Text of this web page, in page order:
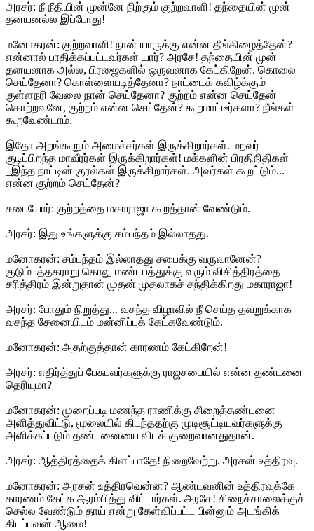
அரசர்: நீ நீதியின் முன்னே நிற்கும் குற்றவாளி! தந்தையின் முன்
தனயனல்ல இப்போது!
மனோகரன்: குற்றவாளி! நான் யாருக்கு என்ன தீங்கிழைத்தேன்?
என்னால் பாதிக்கப்பட்டவர்கள் யார்? அரசே! தந்தையின் முன்
தனயனாக அல்ல, பிரஜைகளில் ஒருவனாக கேட்கிறேன். கொலை
செய்தேனா? கொள்ளையடித்தேனா? நாட்டைக் கவிழ்க்கும்
குள்ளநரி வேலை நான் செய்தேனா? குற்றம் என்ன செய்தேன்
கொற்றவனே, குற்றம் என்ன செய்தேன்? கூறமாட்டீர்களா? நீங்கள்
கூறவேண்டாம்.
இதோ அறங்கூறும் அமைச்சர்கள் இருக்கிறார்கள். மறவர்
குடிப்பிறந்த மாவீரர்கள் இருக்கிறார்கள்! மக்களின் பிரதிநிதிகள்
_இந்த நாட்டின் குரல்கள் இருக்கிறார்கள். அவர்கள் கூறட்டும்...
என்ன குற்றம் செய்தேன்?
சபையோர்: குற்றத்தை மகாராஜா கூறத்தான் வேண்டும்.
அரசர்: இது உங்களுக்கு சம்பந்தம் இல்லாதது.
மனோகரன்: சம்பந்தம் இல்லாதது சபைக்கு வருவானேன்?
குடும்பத்தகராறு கொலு மண்டபத்துக்கு வரும் விசித்திரத்தை
சரித்திரம் இன்றுதான் முதன் முதலாகச் சந்திக்கிறது மகாராஜா!
அரசர்: போதும் நிறுத்து... வசந்த விழாவில் நீ செய்த தவறுக்காக
வசந்த சேனையிடம் மன்னிப்புக் கேட்கவேண்டும்.
மனோகரன்: அதற்குத்தான் காரணம் கேட்கிறேன்!
அரசர்: எதிர்த்துப் பேசுபவர்களுக்கு ராஜசபையில் என்ன தண்டனை
தெரியுமா?
மனோகரன்: முறைப்படி மணந்த ராணிக்கு சிறைத்தண்டனை
அளித்துவிட்டு, மூலையில் கிடந்ததற்கு முடிசூட்டியவர்களுக்கு
அளிக்கப்படும் தண்டனையை விடக் குறைவானதுதான்.
அரசர்: ஆத்திரத்தைக் கிளப்பாதே! நிறைவேற்று. அரசன் உத்திரவு.
மனோகரன்: அரசன் உத்திரவென்ன? ஆண்டவனின் உத்திரவுக்கே
காரணம் கேட்க ஆரம்பித்து விட்டார்கள். அரசே! சிறைச்சாலைக்குச்
செல்ல வேண்டும் தாய் என்று கேள்விப்பட்ட பின்னும் அடங்கிக்
கிடப்பவன் ஆமை!